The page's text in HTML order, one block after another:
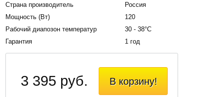
Страна производитель
Россия
Мощность (Вт)
120
Рабочий диапозон температур
30 - 38°C
Гарантия
1 год
В корзину!
3 395 руб.